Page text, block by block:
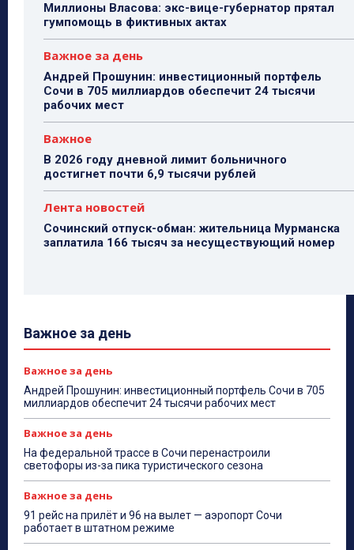
Миллионы Власова: экс-вице-губернатор прятал
гумпомощь в фиктивных актах
Важное за день
Андрей Прошунин: инвестиционный портфель
Сочи в 705 миллиардов обеспечит 24 тысячи
рабочих мест
Важное
В 2026 году дневной лимит больничного
достигнет почти 6,9 тысячи рублей
Лента новостей
Сочинский отпуск-обман: жительница Мурманска
заплатила 166 тысяч за несуществующий номер
Важное за день
Важное за день
Андрей Прошунин: инвестиционный портфель Сочи в 705
миллиардов обеспечит 24 тысячи рабочих мест
Важное за день
На федеральной трассе в Сочи перенастроили
светофоры из-за пика туристического сезона
Важное за день
91 рейс на прилёт и 96 на вылет — аэропорт Сочи
работает в штатном режиме